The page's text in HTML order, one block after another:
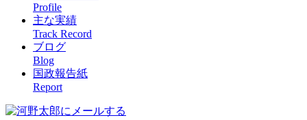
Profile
主な実績
Track Record
ブログ
Blog
国政報告紙
Report